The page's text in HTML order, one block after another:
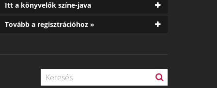
Itt a könyvelők színe-java
Tovább a regisztrációhoz »